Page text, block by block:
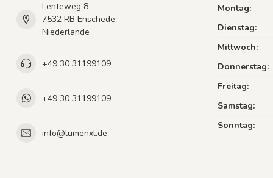
Lenteweg 8
7532 RB Enschede
Niederlande
+49 30 31199109
+49 30 31199109
info@lumenxl.de
Montag:
Dienstag:
Mittwoch:
Donnerstag:
Freitag:
Samstag:
Sonntag: